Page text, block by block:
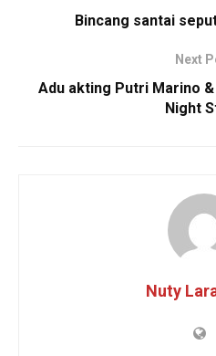
Bincang santai
Next
Adu akting Putri Marino
Night
Nuty